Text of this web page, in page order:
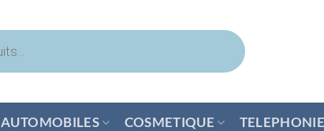
AUTOMOBILES COSMETIQUE TELEPHONIE